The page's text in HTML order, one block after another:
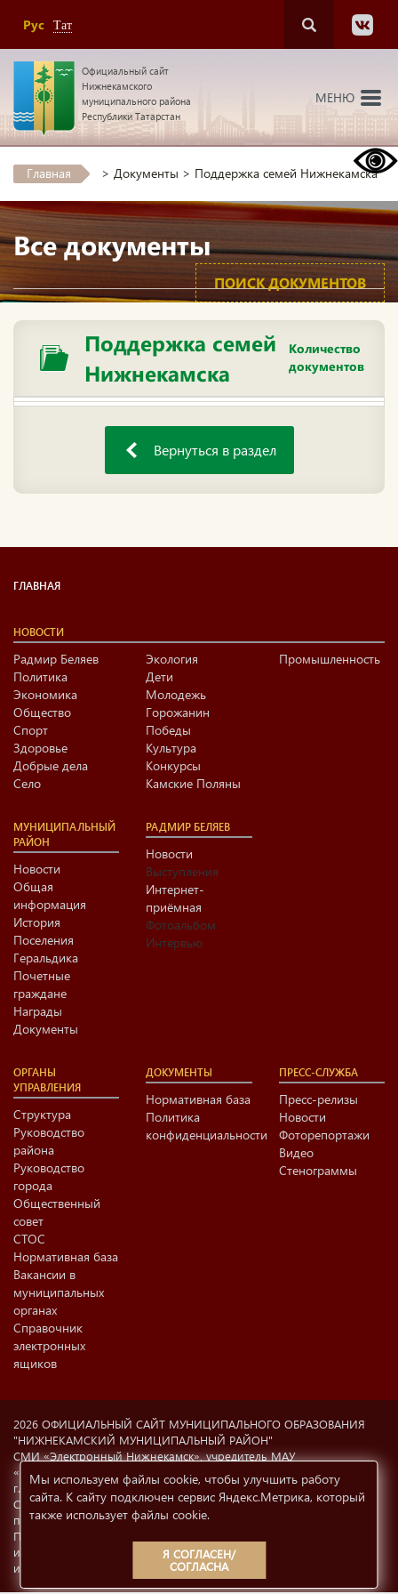
Рус Тат
Официальный сайт
Нижнекамского
муниципального района
Республики Татарстан
МЕНЮ
Главная > Документы > Поддержка семей Нижнекамска
Все документы
ПОИСК ДОКУМЕНТОВ
Поддержка семей
Нижнекамска
Количество
документов
Вернуться в раздел
ГЛАВНАЯ
НОВОСТИ
Радмир Беляев
Политика
Экономика
Общество
Спорт
Здоровье
Добрые дела
Село
Экология
Дети
Молодежь
Горожанин
Победы
Культура
Конкурсы
Камские Поляны
Промышленность
МУНИЦИПАЛЬНЫЙ
РАЙОН
Новости
Общая
информация
История
Поселения
Геральдика
Почетные
граждане
Награды
Документы
РАДМИР БЕЛЯЕВ
Новости
Выступления
Интернет-
приёмная
Фотоальбом
Интервью
ОРГАНЫ
УПРАВЛЕНИЯ
Структура
Руководство
района
Руководство
города
Общественный
совет
СТОС
Нормативная база
Вакансии в
муниципальных
органах
Справочник
электронных
ящиков
ДОКУМЕНТЫ
Нормативная база
Политика
конфиденциальности
ПРЕСС-СЛУЖБА
Пресс-релизы
Новости
Фоторепортажи
Видео
Стенограммы
2026 ОФИЦИАЛЬНЫЙ САЙТ МУНИЦИПАЛЬНОГО ОБРАЗОВАНИЯ
"НИЖНЕКАМСКИЙ МУНИЦИПАЛЬНЫЙ РАЙОН"
СМИ «Электронный Нижнекамск», учредитель МАУ
«Информационный центр г. Нижнекамска» (423570 РФ, РТ,
г.Нижнекамск, ул. Ахтубинская, 6а). Свидетельство о регистрации
СМИ Эл №77-8606 от 12.02.2004, Министерство РФ по делам
печати, телерадиовещания и СМК.
При использовании материалов с сайта
источник информации обязательна.Условия использования
информации
Мы используем файлы cookie, чтобы улучшить работу
сайта. К сайту подключен сервис Яндекс.Метрика, который
также использует файлы cookie.
Я СОГЛАСЕН/
СОГЛАСНА